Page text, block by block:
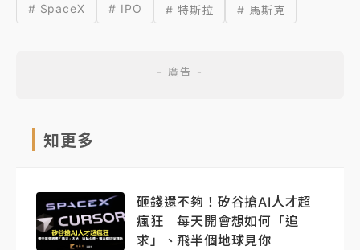
# SpaceX # IPO # 特斯拉 # 馬斯克
知更多
砸錢還不夠！矽谷搶AI人才超
瘋狂 每天開會想如何「追
求」、飛半個地球見你